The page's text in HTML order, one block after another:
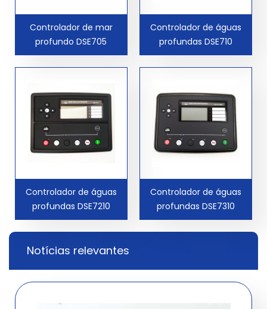
Controlador de mar
profundo DSE705
Controlador de águas
profundas DSE710
Controlador de águas
profundas DSE7210
Controlador de águas
profundas DSE7310
Notícias relevantes